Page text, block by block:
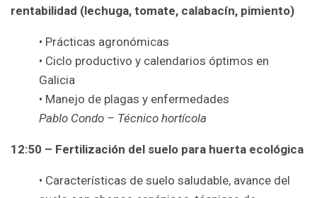
rentabilidad (lechuga, tomate, calabacín, pimiento)
• Prácticas agronómicas
• Ciclo productivo y calendarios óptimos en
Galicia
• Manejo de plagas y enfermedades
Pablo Condo – Técnico hortícola
12:50 – Fertilización del suelo para huerta ecológica
• Características de suelo saludable, avance del